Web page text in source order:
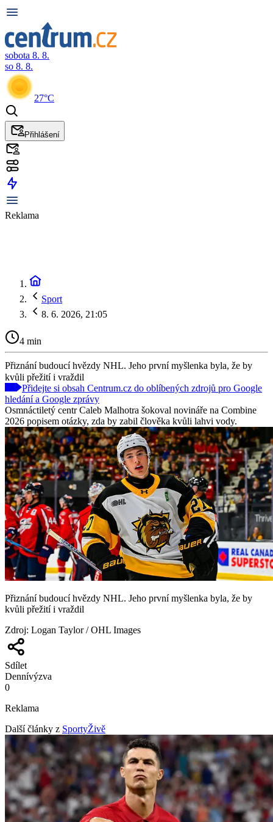
sobota 8. 8.
so 8. 8.
27°C
Přihlášení
Reklama
Sport
8. 6. 2026, 21:05
4 min
Přiznání budoucí hvězdy NHL. Jeho první myšlenka byla, že by
kvůli přežití i vraždil
Přidejte si obsah Centrum.cz do oblíbených zdrojů pro Google
hledání a Google zprávy
Osmnáctiletý centr Caleb Malhotra šokoval novináře na Combine
2026 popisem otázky, zda by zabil člověka kvůli lahvi vody.
Přiznání budoucí hvězdy NHL. Jeho první myšlenka byla, že by
kvůli přežití i vraždil
Zdroj: Logan Taylor / OHL Images
Sdílet
Dennívýzva
0
Reklama
Další články z SportyŽivě